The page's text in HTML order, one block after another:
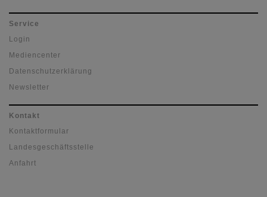
Service
Login
Mediencenter
Datenschutzerklärung
Newsletter
Kontakt
Kontaktformular
Landesgeschäftsstelle
Anfahrt